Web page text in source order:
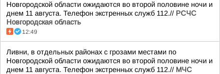
Новгородской области ожидаются во второй половине ночи и
днем 11 августа. Телефон экстренных служб 112.// РСЧС
Новгородская область
12:49
Ливни, в отдельных районах с грозами местами по
Новгородской области ожидаются во второй половине ночи и
днем 11 августа. Телефон экстренных служб 112.// МЧС